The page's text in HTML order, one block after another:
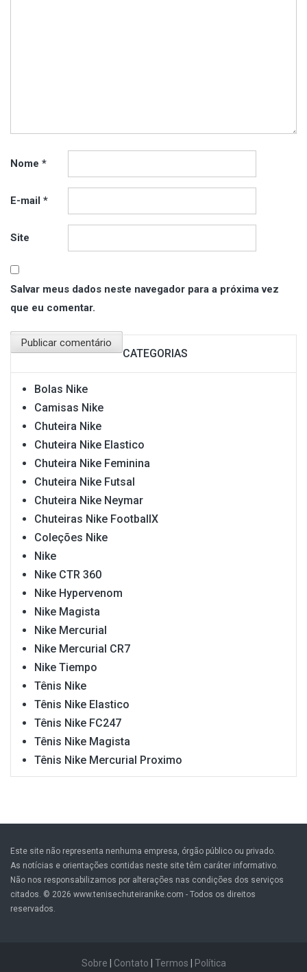
Nome *
E-mail *
Site
Salvar meus dados neste navegador para a próxima vez
que eu comentar.
CATEGORIAS
Bolas Nike
Camisas Nike
Chuteira Nike
Chuteira Nike Elastico
Chuteira Nike Feminina
Chuteira Nike Futsal
Chuteira Nike Neymar
Chuteiras Nike FootballX
Coleções Nike
Nike
Nike CTR 360
Nike Hypervenom
Nike Magista
Nike Mercurial
Nike Mercurial CR7
Nike Tiempo
Tênis Nike
Tênis Nike Elastico
Tênis Nike FC247
Tênis Nike Magista
Tênis Nike Mercurial Proximo
Este site não representa nenhuma empresa, órgão público ou privado.
As notícias e orientações contidas neste site têm caráter informativo.
Não nos responsabilizamos por alterações nas condições dos serviços
citados. © 2026 www.tenisechuteiranike.com - Todos os direitos
reservados.
Sobre | Contato | Termos | Política